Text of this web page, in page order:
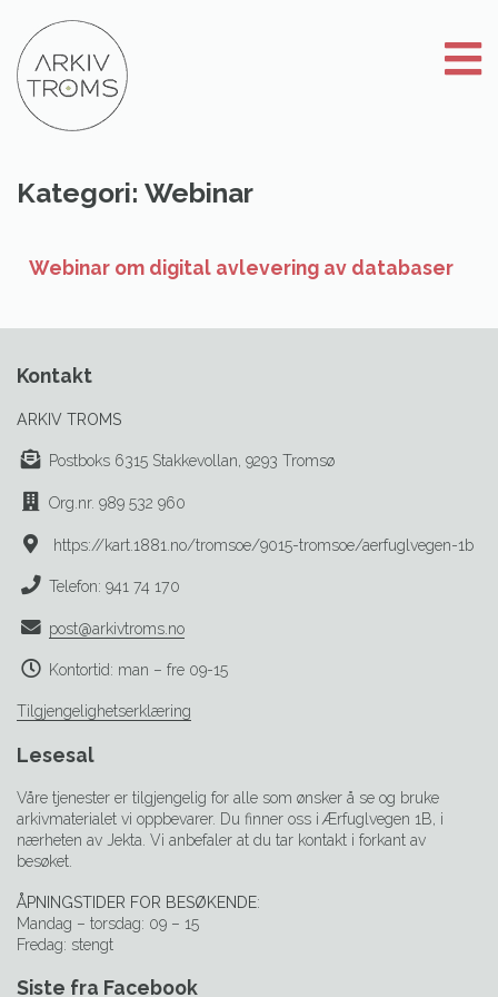
innhold
Kategori: Webinar
Webinar om digital avlevering av databaser
Kontakt
ARKIV TROMS
Postboks 6315 Stakkevollan, 9293 Tromsø
Org.nr. 989 532 960
https://kart.1881.no/tromsoe/9015-tromsoe/aerfuglvegen-1b
Telefon: 941 74 170
post@arkivtroms.no
Kontortid: man – fre 09-15
Tilgjengelighetserklæring
Lesesal
Våre tjenester er tilgjengelig for alle som ønsker å se og bruke
arkivmaterialet vi oppbevarer. Du finner oss i Ærfuglvegen 1B, i
nærheten av Jekta. Vi anbefaler at du tar kontakt i forkant av
besøket.
ÅPNINGSTIDER FOR BESØKENDE:
Mandag – torsdag: 09 – 15
Fredag: stengt
Siste fra Facebook